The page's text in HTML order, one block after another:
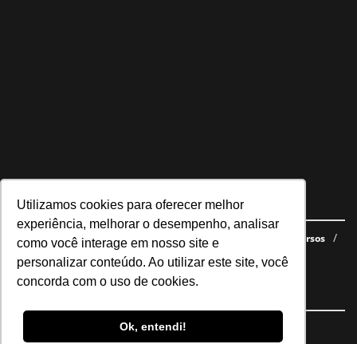
Utilizamos cookies para oferecer melhor
experiência, melhorar o desempenho, analisar
como você interage em nosso site e
personalizar conteúdo. Ao utilizar este site, você
concorda com o uso de cookies.
Ok, entendi!
Navegue no site
Últimas notícias Quem somos E-books gratuitos
Cursos
Política de privacidade